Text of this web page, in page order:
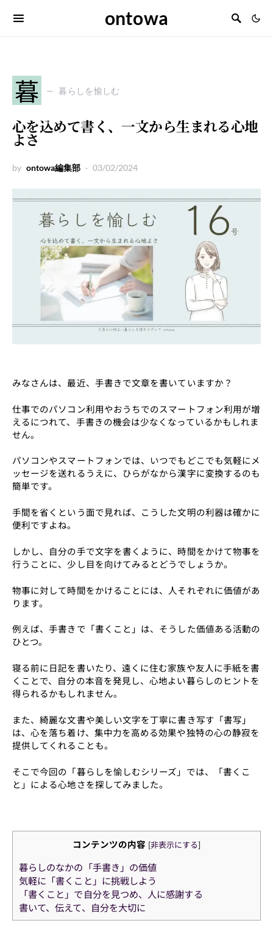
ontowa
暮 暮らしを愉しむ
心を込めて書く、一文から生まれる心地
よさ
by ontowa編集部 03/02/2024
みなさんは、最近、手書きで文章を書いていますか？
仕事でのパソコン利用やおうちでのスマートフォン利用が増
えるにつれて、手書きの機会は少なくなっているかもしれま
せん。
パソコンやスマートフォンでは、いつでもどこでも気軽にメ
ッセージを送れるうえに、ひらがなから漢字に変換するのも
簡単です。
手間を省くという面で見れば、こうした文明の利器は確かに
便利ですよね。
しかし、自分の手で文字を書くように、時間をかけて物事を
行うことに、少し目を向けてみるとどうでしょうか。
物事に対して時間をかけることには、人それぞれに価値があ
ります。
例えば、手書きで「書くこと」は、そうした価値ある活動の
ひとつ。
寝る前に日記を書いたり、遠くに住む家族や友人に手紙を書
くことで、自分の本音を発見し、心地よい暮らしのヒントを
得られるかもしれません。
また、綺麗な文書や美しい文字を丁寧に書き写す「書写」
は、心を落ち着け、集中力を高める効果や独特の心の静寂を
提供してくれることも。
そこで今回の「暮らしを愉しむシリーズ」では、「書くこ
と」による心地さを探してみました。
コンテンツの内容 [非表示にする]
暮らしのなかの「手書き」の価値
気軽に「書くこと」に挑戦しよう
「書くこと」で自分を見つめ、人に感謝する
書いて、伝えて、自分を大切に